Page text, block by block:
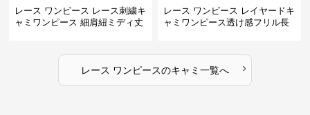
レース ワンピース レース刺繍キ
ャミワンピース 細肩紐ミディ丈
レース ワンピース レイヤードキ
ャミワンピース透け感フリル長
レース ワンピースのキャミ 一覧へ ›